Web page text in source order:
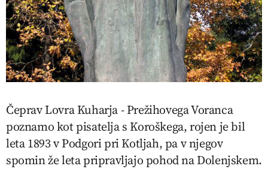
Čeprav Lovra Kuharja - Prežihovega Voranca
poznamo kot pisatelja s Koroškega, rojen je bil
leta 1893 v Podgori pri Kotljah, pa v njegov
spomin že leta pripravljajo pohod na Dolenjskem.